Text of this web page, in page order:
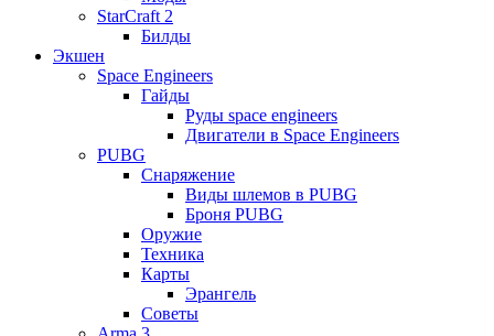
StarCraft 2
Билды
Экшен
Space Engineers
Гайды
Руды space engineers
Двигатели в Space Engineers
PUBG
Снаряжение
Виды шлемов в PUBG
Броня PUBG
Оружие
Техника
Карты
Эрангель
Советы